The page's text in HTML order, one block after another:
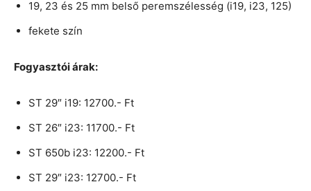
19, 23 és 25 mm belső peremszélesség (i19, i23, 125)
fekete szín
Fogyasztói árak:
ST 29″ i19: 12700.- Ft
ST 26″ i23: 11700.- Ft
ST 650b i23: 12200.- Ft
ST 29″ i23: 12700.- Ft